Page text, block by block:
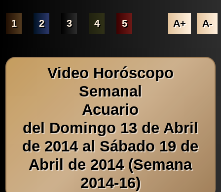
1 2 3 4 5 A+ A-
Video Horóscopo
Semanal
Acuario
del Domingo 13 de Abril
de 2014 al Sábado 19 de
Abril de 2014 (Semana
2014-16)